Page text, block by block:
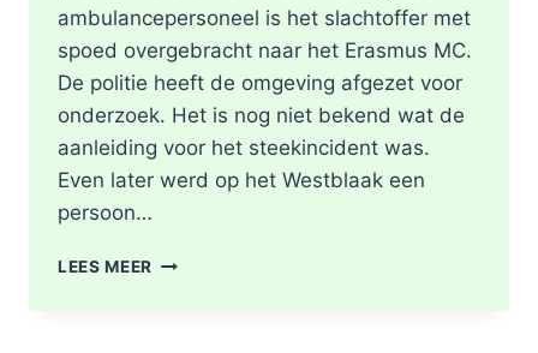
ambulancepersoneel is het slachtoffer met
spoed overgebracht naar het Erasmus MC.
De politie heeft de omgeving afgezet voor
onderzoek. Het is nog niet bekend wat de
aanleiding voor het steekincident was.
Even later werd op het Westblaak een
persoon…
LEES MEER POLITIE